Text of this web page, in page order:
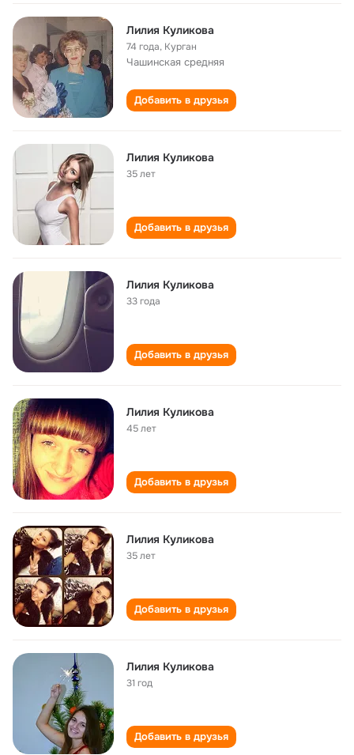
Лилия Куликова
74 года, Курган
Чашинская средняя
Добавить в друзья
Лилия Куликова
35 лет
Добавить в друзья
Лилия Куликова
33 года
Добавить в друзья
Лилия Куликова
45 лет
Добавить в друзья
Лилия Куликова
35 лет
Добавить в друзья
Лилия Куликова
31 год
Добавить в друзья